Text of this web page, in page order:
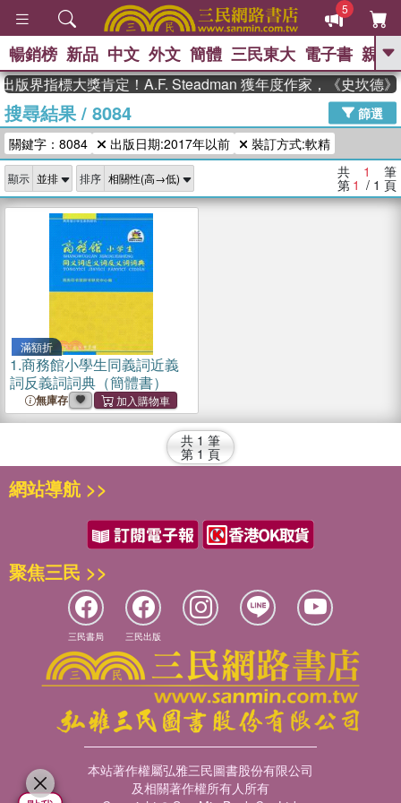
5
GO
高希均教授回憶錄
、 The Odyssey 、 父親節 、 如果歷
史是一群喵
、 暑期推薦 、 國際布克
獎 臺灣漫遊錄 、 方念華 、 台灣的李
登輝時代
數學女孩：黎曼猜想 、
偉大的迷走神經
暢銷榜 新品 中文 外文 簡體 三民東大 電子書 親子
版界指標大獎肯定！A.F. Steadman 獲年度作家，《史坎德
搜尋結果/ 8084
篩選
關鍵字：8084
出版日期:2017年以前 裝訂方式:軟精
顯示 排序 共 1 筆
第 1 / 1 頁
滿額折
1.商務館小學生同義詞近義
詞反義詞詞典（簡體書）
無庫存
共 1 筆
第 1 頁
網站導航 >>
聚焦三民 >>
三民書局 三民出版
本站著作權屬弘雅三民圖書股份有限公司
及相關著作權所有人所有